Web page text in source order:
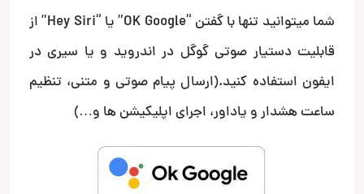
شما میتوانید تنها با گفتن “OK Google” یا “Hey Siri” از
قابلیت دستیار صوتی گوگل در اندروید و یا سیری در
ایفون استفاده کنید.(ارسال پیام صوتی و متنی، تنظیم
ساعت هشدار و یاداور، اجرای اپلیکیشن ها و…)